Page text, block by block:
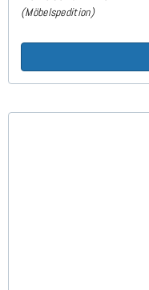
(Möbelspedition)